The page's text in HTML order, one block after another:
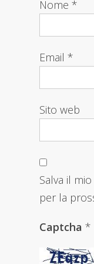
Nome*
Email*
Sito web
Salva il
per la
Captcha*